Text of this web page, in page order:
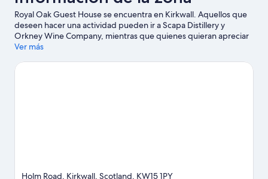
Royal Oak Guest House se encuentra en Kirkwall. Aquellos que
deseen hacer una actividad pueden ir a Scapa Distillery y
Orkney Wine Company, mientras que quienes quieran apreciar
la belleza natural del área pueden visitar Scapa Beach y Mill
Ver más
Holm Road, Kirkwall, Scotland, KW15 1PY